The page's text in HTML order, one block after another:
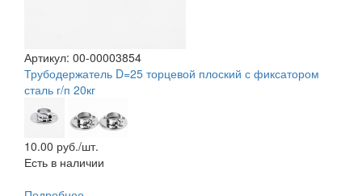
Артикул: 00-00003854
Трубодержатель D=25 торцевой плоский с фиксатором
сталь г/п 20кг
10.00 руб./шт.
Есть в наличии